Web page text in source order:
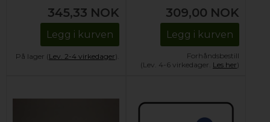
345,33 NOK
Legg i kurven
På lager (Lev. 2-4 virkedager).
309,00 NOK
Legg i kurven
Forhåndsbestill
(Lev. 4-6 virkedager. Les her)